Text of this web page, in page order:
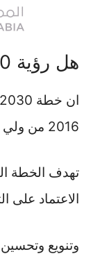
هل رؤية 2030 اقتصادية؟
2016 من ولي العهد الأمير محمد بن سلمان.
تهدف الخطة
الاعتماد
وتنويع